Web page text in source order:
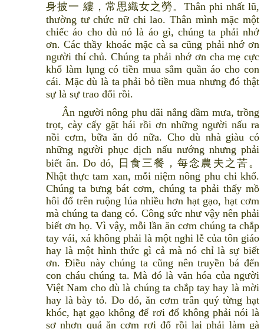
身披一 縷，常思織女之勞。Thân phi nhất lũ,
thường tư chức nữ chi lao. Thân mình mặc một
chiếc áo cho dù nó là áo gì, chúng ta phải nhớ
ơn. Các thầy khoác mặc cà sa cũng phải nhớ ơn
người thí chủ. Chúng ta phải nhớ ơn cha mẹ cực
khổ làm lụng có tiền mua sắm quần áo cho con
cái. Mặc dù là ta phải bỏ tiền mua nhưng đó thật
sự là sự trao đổi rồi.
Ân người nông phu dãi nắng dầm mưa, trồng
trọt, cày cấy gặt hái rồi ơn những người nấu ra
nồi cơm, bữa ăn đó nữa. Cho dù nhà giàu có
những người phục dịch nấu nướng nhưng phải
biết ân. Do đó, 日食三餐，每念農夫之苦。
Nhật thực tam xan, mỗi niệm nông phu chi khổ.
Chúng ta bưng bát cơm, chúng ta phải thấy mồ
hôi đổ trên ruộng lúa nhiều hơn hạt gạo, hạt cơm
mà chúng ta đang có. Công sức như vậy nên phải
biết ơn họ. Vì vậy, mỗi lần ăn cơm chúng ta chắp
tay vái, xá không phải là một nghi lễ của tôn giáo
hay là một hình thức gì cả mà nó chỉ là sự biết
ơn. Điều này chúng ta cũng nên truyền bá đến
con cháu chúng ta. Mà đó là văn hóa của người
Việt Nam cho dù là chúng ta chắp tay hay là mời
hay là bày tỏ. Do đó, ăn cơm trân quý từng hạt
khóc, hạt gạo không để rơi đổ không phải nói là
sợ nhơn quả ăn cơm rơi đổ rồi lại phải làm gà